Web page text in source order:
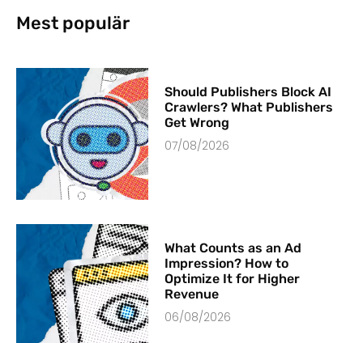
Mest populär
Should Publishers Block AI
Crawlers? What Publishers
Get Wrong
07/08/2026
What Counts as an Ad
Impression? How to
Optimize It for Higher
Revenue
06/08/2026